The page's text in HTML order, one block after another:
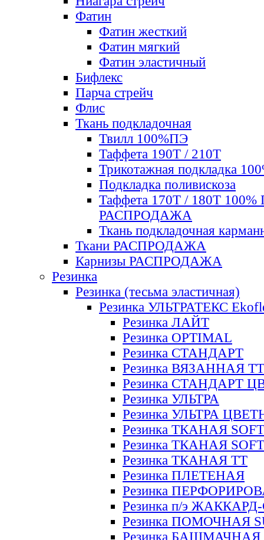
Фатин
Фатин жесткий
Фатин мягкий
Фатин элаcтичный
Бифлекс
Парча стрейч
Флис
Ткань подкладочная
Твилл 100%ПЭ
Таффета 190Т / 210Т
Трикотажная подкладка
Подкладка поливискоза
Таффета 170Т / 180Т 100%
РАСПРОДАЖА
Ткань подкладочная
Ткани РАСПРОДАЖА
Карнизы РАСПРОДАЖА
Резинка
Резинка (тесьма эластичная)
Резинка УЛЬТРАТЕКС
Резинка ЛАЙТ
Резинка OPTIMAL
Резинка СТАНДАРТ
Резинка ВЯЗАННАЯ ТТ
Резинка СТАНДАРТ
Резинка УЛЬТРА
Резинка УЛЬТРА
Резинка ТКАНАЯ SOFT
Резинка ТКАНАЯ
Резинка ТКАНАЯ ТТ
Резинка ПЛЕТЕНАЯ
Резинка
Резинка п/э
Резинка ПОМОЧНАЯ
Резинка БАШМАЧНАЯ